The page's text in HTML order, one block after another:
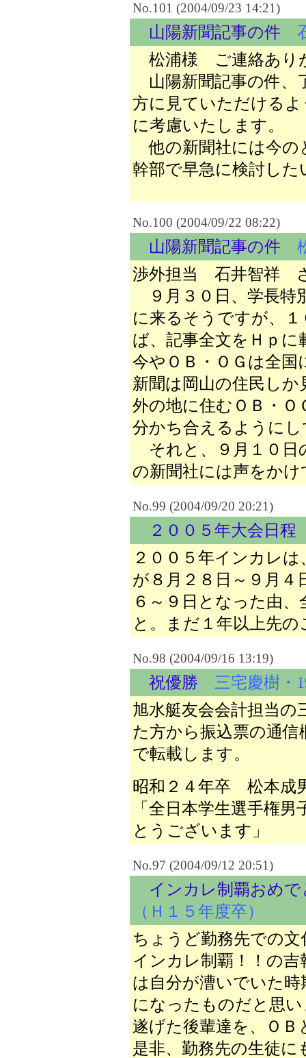
No.101 (2004/09/23 14:21)
山陽新聞記事の件
松浦様 ご連絡あり
山陽新聞記事の件、
方に見ていただける
に考慮いたします。
他の新聞社には今の
幹部で早急に検討した
No.100 (2004/09/22 08:22)
山陽新聞記事の件
渉外担当 石井智祥
９月３０日、学長特
に来るそうですが、
ば、記事全文をＨｐ
今やＯＢ・ＯＧは全
新聞は岡山の住民し
外の地に住むＯＢ・
分かち合えるように
それと、９月１０日
の新聞社には声をか
No.99 (2004/09/20 20:21)
２００５年大会日程
２００５年インカレ
が８月２８日～９月４
６～９日となった由
と。まだ１年以上先
No.98 (2004/09/16 13:19)
祝優勝
三宅慶樹・
旭水艇友会会計担当
た方から振込票の通
で転載します。
昭和２４年卒 松本成
「全日本学生選手権
とうございます」
No.97 (2004/09/12 20:51)
インカレ制覇おめ
（Ｈ１５年度卒）
ちょうど勤務先での
インカレ制覇！！の
は自分が漕いでいた
になったものだと思
遂げた後輩達を、Ｏ
是非、勤務先の生徒